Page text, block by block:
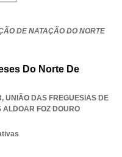
DE NATAÇÃO DO NORTE
Do Norte De
UNIÃO DAS FREGUESIAS DE
ALDOAR FOZ DOURO